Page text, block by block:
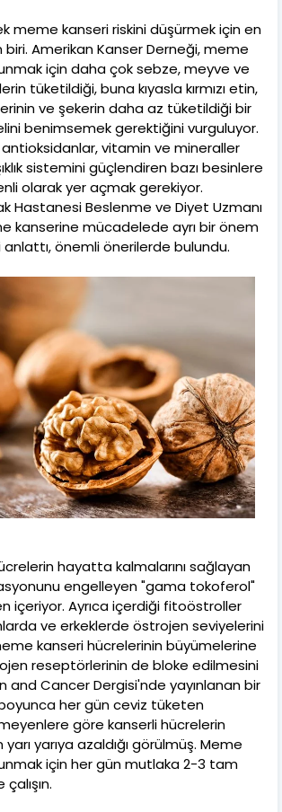
meme kanseri riskini düşürmek için en
Amerikan Kanser Derneği, meme
için daha çok sebze, meyve ve
tüketildiği, buna kıyasla kırmızı etin,
ve şekerin daha az tüketildiği bir
benimsemek gerektiğini vurguluyor.
antioksidanlar, vitamin ve mineraller
sistemini güçlendiren bazı besinlere
olarak yer açmak gerekiyor.
Hastanesi Beslenme ve Diyet Uzmanı
kanserine mücadelede ayrı bir önem
anlattı, önemli önerilerde bulundu.
hayatta kalmalarını sağlayan
engelleyen "gama tokoferol"
içeriyor. Ayrıca içerdiği fitoöstroller
ve erkeklerde östrojen seviyelerini
kanseri hücrelerinin büyümelerine
reseptörlerinin de bloke edilmesini
and Cancer Dergisi'nde yayınlanan bir
her gün ceviz tüketen
göre kanserli hücrelerin
yarı yarıya azaldığı görülmüş. Meme
için her gün mutlaka 2-3 tam